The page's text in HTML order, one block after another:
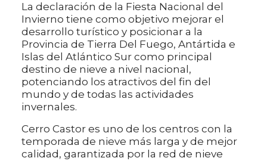
La declaración de la Fiesta Nacional del
Invierno tiene como objetivo mejorar el
desarrollo turístico y posicionar a la
Provincia de Tierra Del Fuego, Antártida e
Islas del Atlántico Sur como principal
destino de nieve a nivel nacional,
potenciando los atractivos del fin del
mundo y de todas las actividades
invernales.
Cerro Castor es uno de los centros con la
temporada de nieve más larga y de mejor
calidad, garantizada por la red de nieve